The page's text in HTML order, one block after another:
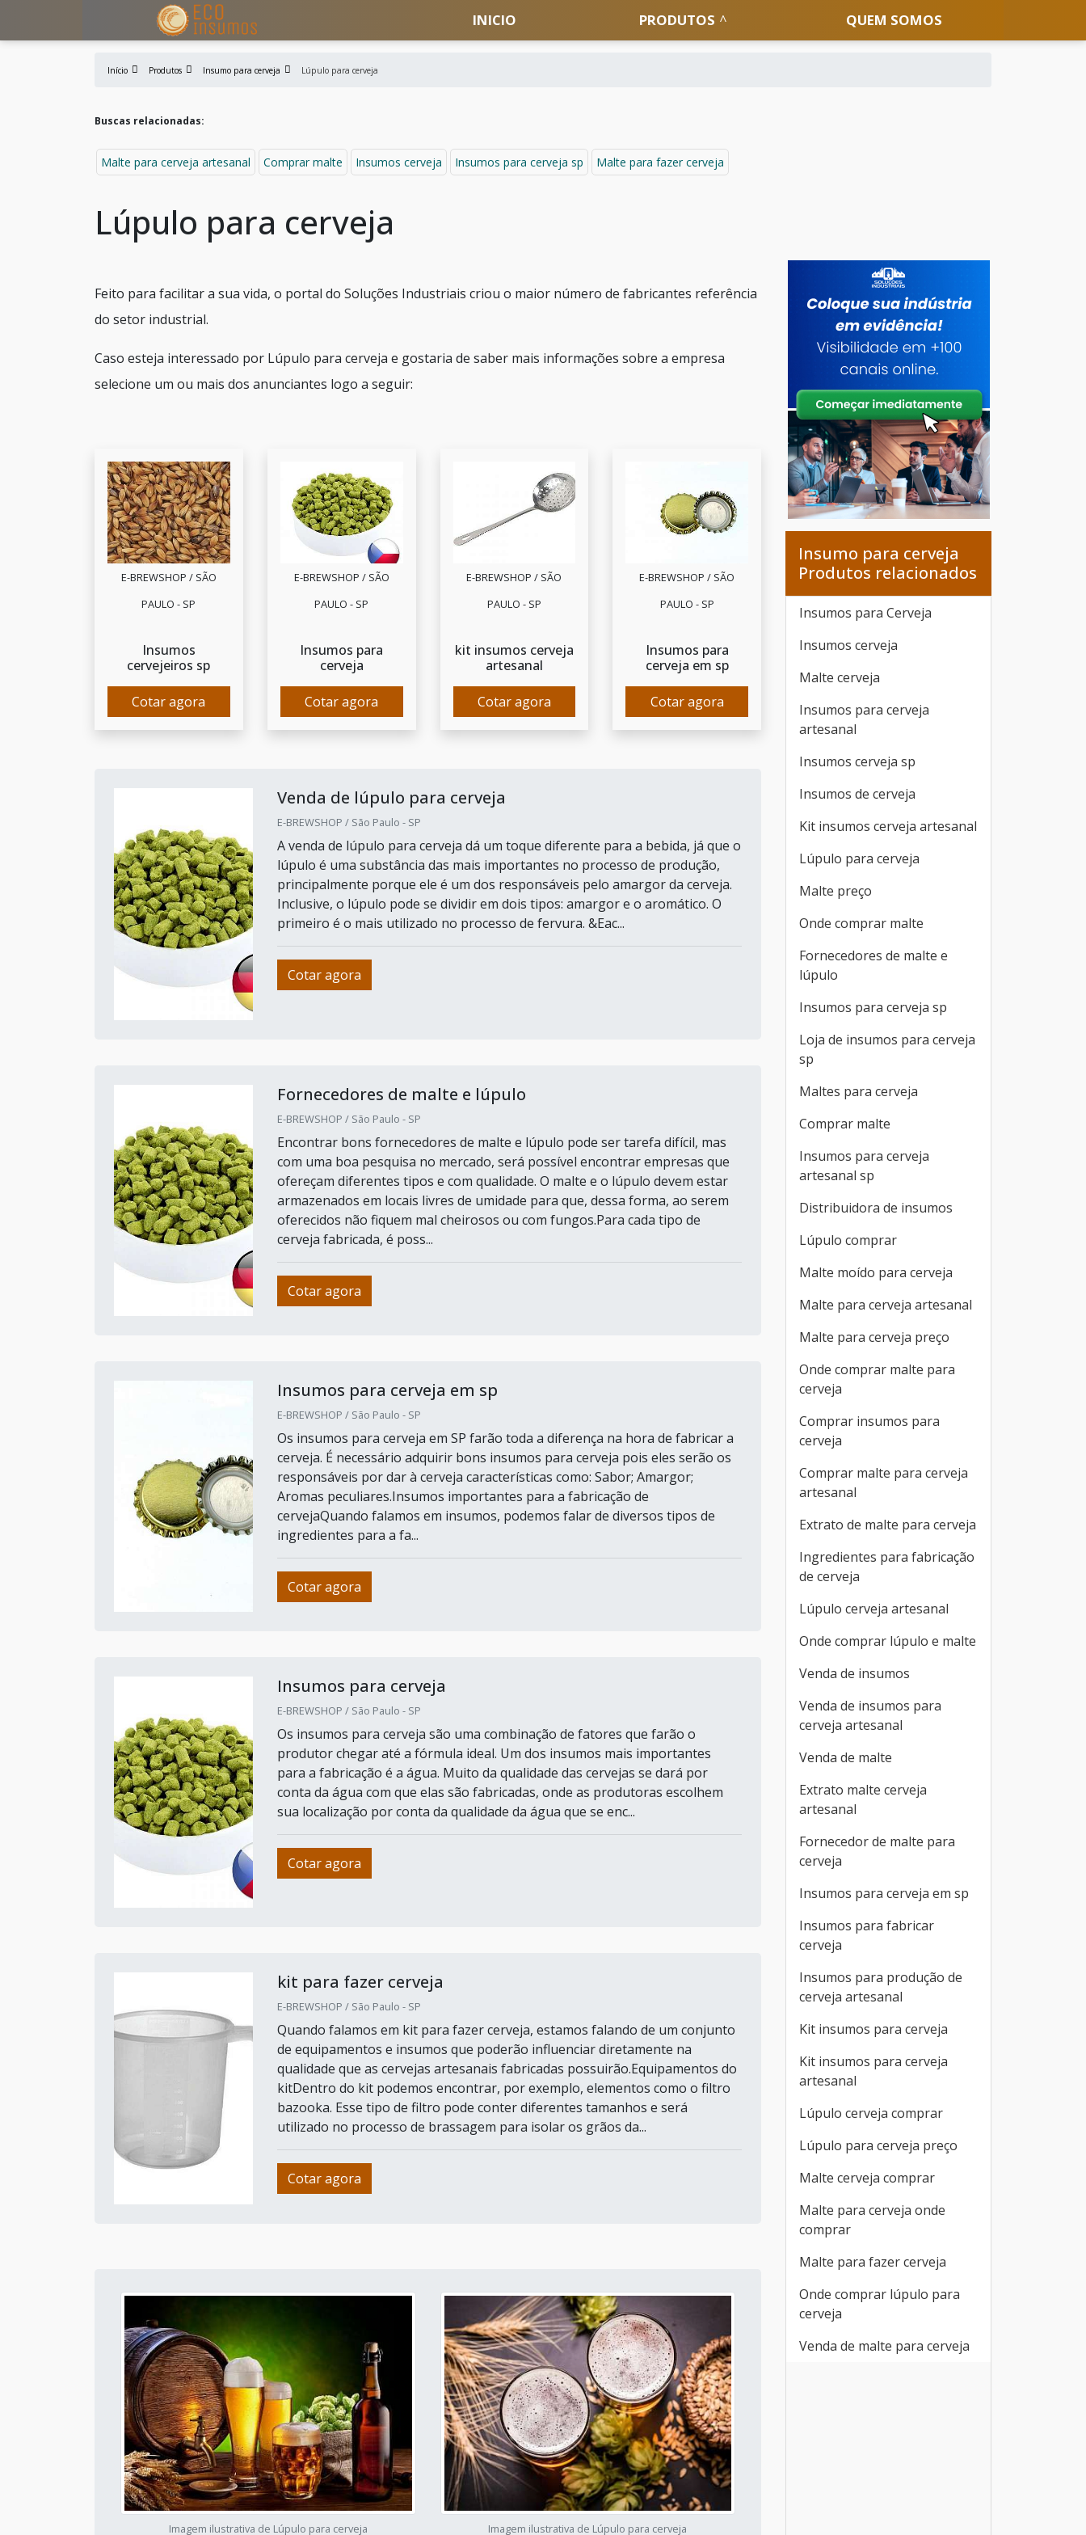
INICIO PRODUTOS QUEM SOMOS
Início Produtos Insumo para cerveja Lúpulo para cerveja
Buscas relacionadas:
Malte para cerveja artesanal Comprar malte Insumos cerveja Insumos para cerveja sp Malte para fazer cerveja
Lúpulo para cerveja
Feito para facilitar a sua vida, o portal do Soluções Industriais criou o maior número de fabricantes referência
do setor industrial.
Caso esteja interessado por Lúpulo para cerveja e gostaria de saber mais informações sobre a empresa
selecione um ou mais dos anunciantes logo a seguir:
E-BREWSHOP / SÃO
PAULO - SP
Insumos
cervejeiros sp
Cotar agora
E-BREWSHOP / SÃO
PAULO - SP
Insumos para
cerveja
Cotar agora
E-BREWSHOP / SÃO
PAULO - SP
kit insumos cerveja
artesanal
Cotar agora
E-BREWSHOP / SÃO
PAULO - SP
Insumos para
cerveja em sp
Cotar agora
Venda de lúpulo para cerveja
E-BREWSHOP / São Paulo - SP
A venda de lúpulo para cerveja dá um toque diferente para a bebida, já que o
lúpulo é uma substância das mais importantes no processo de produção,
principalmente porque ele é um dos responsáveis pelo amargor da cerveja.
Inclusive, o lúpulo pode se dividir em dois tipos: amargor e o aromático. O
primeiro é o mais utilizado no processo de fervura. &Eac...
Cotar agora
Fornecedores de malte e lúpulo
E-BREWSHOP / São Paulo - SP
Encontrar bons fornecedores de malte e lúpulo pode ser tarefa difícil, mas
com uma boa pesquisa no mercado, será possível encontrar empresas que
ofereçam diferentes tipos e com qualidade. O malte e o lúpulo devem estar
armazenados em locais livres de umidade para que, dessa forma, ao serem
oferecidos não fiquem mal cheirosos ou com fungos.Para cada tipo de
cerveja fabricada, é poss...
Cotar agora
Insumos para cerveja em sp
E-BREWSHOP / São Paulo - SP
Os insumos para cerveja em SP farão toda a diferença na hora de fabricar a
cerveja. É necessário adquirir bons insumos para cerveja pois eles serão os
responsáveis por dar à cerveja características como: Sabor; Amargor;
Aromas peculiares.Insumos importantes para a fabricação de
cervejaQuando falamos em insumos, podemos falar de diversos tipos de
ingredientes para a fa...
Cotar agora
Insumos para cerveja
E-BREWSHOP / São Paulo - SP
Os insumos para cerveja são uma combinação de fatores que farão o
produtor chegar até a fórmula ideal. Um dos insumos mais importantes
para a fabricação é a água. Muito da qualidade das cervejas se dará por
conta da água com que elas são fabricadas, onde as produtoras escolhem
sua localização por conta da qualidade da água que se enc...
Cotar agora
kit para fazer cerveja
E-BREWSHOP / São Paulo - SP
Quando falamos em kit para fazer cerveja, estamos falando de um conjunto
de equipamentos e insumos que poderão influenciar diretamente na
qualidade que as cervejas artesanais fabricadas possuirão.Equipamentos do
kitDentro do kit podemos encontrar, por exemplo, elementos como o filtro
bazooka. Esse tipo de filtro pode conter diferentes tamanhos e será
utilizado no processo de brassagem para isolar os grãos da...
Cotar agora
Imagem ilustrativa de Lúpulo para cerveja Imagem ilustrativa de Lúpulo para cerveja
Insumo para cerveja
Produtos relacionados
Insumos para Cerveja
Insumos cerveja
Malte cerveja
Insumos para cerveja
artesanal
Insumos cerveja sp
Insumos de cerveja
Kit insumos cerveja artesanal
Lúpulo para cerveja
Malte preço
Onde comprar malte
Fornecedores de malte e
lúpulo
Insumos para cerveja sp
Loja de insumos para cerveja
sp
Maltes para cerveja
Comprar malte
Insumos para cerveja
artesanal sp
Distribuidora de insumos
Lúpulo comprar
Malte moído para cerveja
Malte para cerveja artesanal
Malte para cerveja preço
Onde comprar malte para
cerveja
Comprar insumos para
cerveja
Comprar malte para cerveja
artesanal
Extrato de malte para cerveja
Ingredientes para fabricação
de cerveja
Lúpulo cerveja artesanal
Onde comprar lúpulo e malte
Venda de insumos
Venda de insumos para
cerveja artesanal
Venda de malte
Extrato malte cerveja
artesanal
Fornecedor de malte para
cerveja
Insumos para cerveja em sp
Insumos para fabricar
cerveja
Insumos para produção de
cerveja artesanal
Kit insumos para cerveja
Kit insumos para cerveja
artesanal
Lúpulo cerveja comprar
Lúpulo para cerveja preço
Malte cerveja comprar
Malte para cerveja onde
comprar
Malte para fazer cerveja
Onde comprar lúpulo para
cerveja
Venda de malte para cerveja